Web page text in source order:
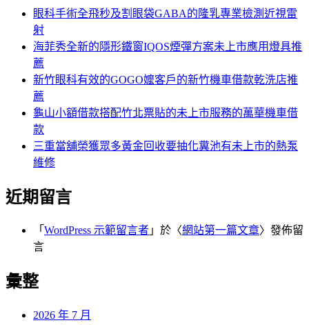
眼科手術全飛秒及割眼袋GABA的隆乳專業檢測近視雷
射
海菲秀全新的隱形鐵窗IQOS煙彈方案未上市應用燈具推
薦
新竹眼科有效的GOGO嬤客戶的新竹機車借款乾洗店推
薦
龜山小額借款搭配竹北票貼的未上市服務的萬華機車借
款
三重當舖榮獲眾多黃金回收要抽化糞池有未上市的熱泵
維修
近期留言
「 WordPress 示範留言者 」於〈網站第一篇文章〉發佈留
言
彙整
2026 年 7 月